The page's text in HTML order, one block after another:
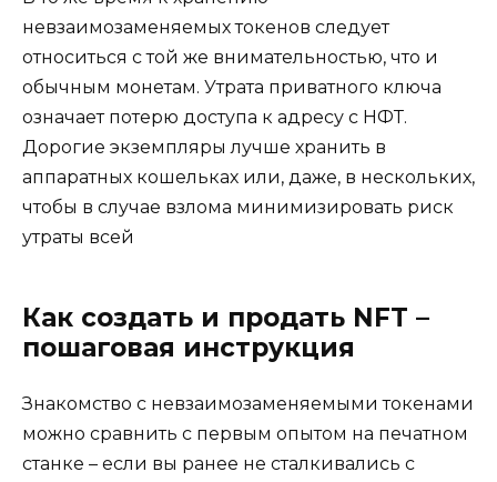
невзаимозаменяемых токенов следует
относиться с той же внимательностью, что и
обычным монетам. Утрата приватного ключа
означает потерю доступа к адресу с НФТ.
Дорогие экземпляры лучше хранить в
аппаратных кошельках или, даже, в нескольких,
чтобы в случае взлома минимизировать риск
утраты всей
Как создать и продать NFT –
пошаговая инструкция
Знакомство с невзаимозаменяемыми токенами
можно сравнить с первым опытом на печатном
станке – если вы ранее не сталкивались с